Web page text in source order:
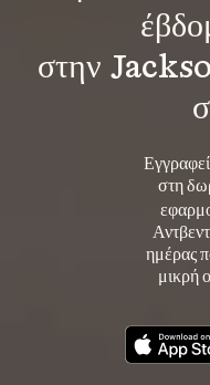
στην
στη
ημέρας
μικρή